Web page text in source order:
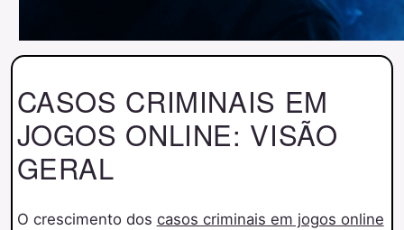
CASOS CRIMINAIS EM
JOGOS ONLINE: VISÃO
GERAL
O crescimento dos casos criminais em jogos online